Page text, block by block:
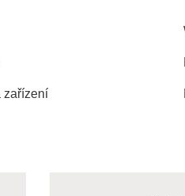
zařízení